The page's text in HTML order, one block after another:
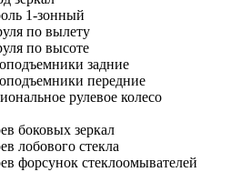
1-зонный
по вылету
по высоте
задние
передние
рулевое колесо
боковых зеркал
лобового стекла
форсунок стеклоомывателей